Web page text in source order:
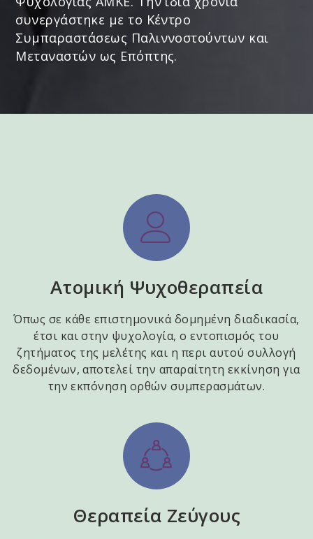
συνεργάστηκε με το Κέντρο
Συμπαραστάσεως Παλιννοστούντων και
Μεταναστών ως Επόπτης.
Ατομική Ψυχοθεραπεία
Όπως σε κάθε επιστημονικά δομημένη διαδικασία,
έτσι και στην ψυχολογία, ο εντοπισμός του
ζητήματος της μελέτης και η περι αυτού συλλογή
δεδομένων, αποτελεί την απαραίτητη εκκίνηση για
την εκπόνηση ορθών συμπερασμάτων.
Θεραπεία Ζεύγους